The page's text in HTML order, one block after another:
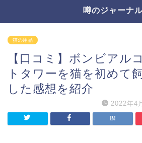
噂のジャーナ
猫の用品
【口コミ】ボンビアル
トタワーを猫を初めて
した感想を紹介
2022年4